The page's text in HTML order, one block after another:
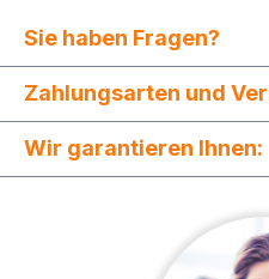
Sie haben Fragen?
Zahlungsarten und
Wir garantieren Ihnen: